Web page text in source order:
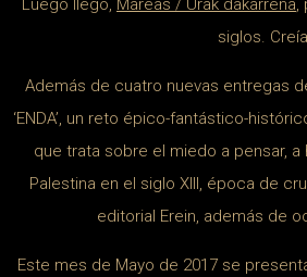
Luego llegó, Mareas / Urak dakarrena,
siglos.
Además de cuatro nuevas entregas
‘ENDA’, un reto épico-fantástico-
que trata sobre el miedo a pensar, a
Palestina en el siglo XIII, época de
editorial Erein, además de
Este mes de Mayo de 2017 se